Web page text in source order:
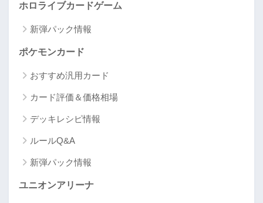
ホロライブカードゲーム
新弾パック情報
ポケモンカード
おすすめ汎用カード
カード評価＆価格相場
デッキレシピ情報
ルールQ&A
新弾パック情報
ユニオンアリーナ